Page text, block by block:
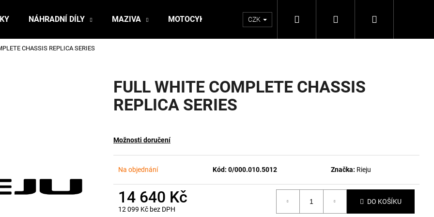
NÁHRADNÍ DÍLY MAZIVA MOTOCYKLY CZK Hledat PřihlášeníNákupní
CHASSIS REPLICA SERIES
FULL WHITE COMPLETE CHASSIS
REPLICA SERIES
Možnosti doručení
Na objednání Kód: 0/000.010.5012 Značka: Rieju
14 640 Kč
12 099 Kč bez DPH
DO KOŠÍKU
Co potřebujete najít?
HLEDAT